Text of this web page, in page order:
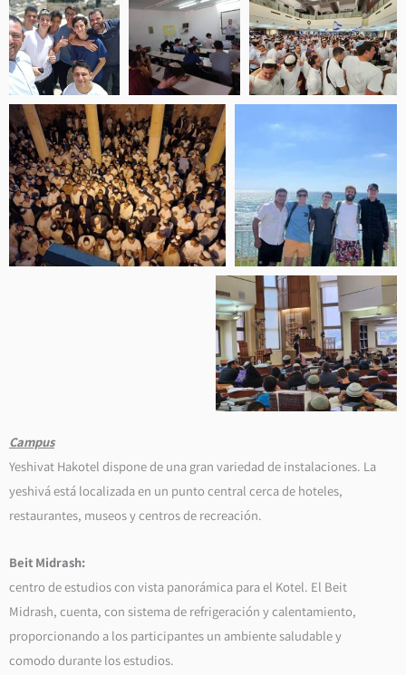
Campus
Yeshivat Hakotel dispone de una gran variedad de instalaciones. La
yeshivá está localizada en un punto central cerca de hoteles,
restaurantes, museos y centros de recreación.
Beit Midrash:
centro de estudios con vista panorámica para el Kotel. El Beit
Midrash, cuenta, con sistema de refrigeración y calentamiento,
proporcionando a los participantes un ambiente saludable y
comodo durante los estudios.